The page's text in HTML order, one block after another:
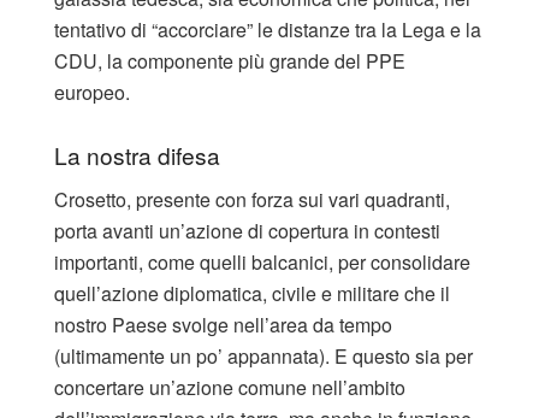
tentativo di “accorciare” le distanze tra la Lega e la
CDU, la componente più grande del PPE
europeo.
La nostra difesa
Crosetto, presente con forza sui vari quadranti,
porta avanti un’azione di copertura in contesti
importanti, come quelli balcanici, per consolidare
quell’azione diplomatica, civile e militare che il
nostro Paese svolge nell’area da tempo
(ultimamente un po’ appannata). E questo sia per
concertare un’azione comune nell’ambito